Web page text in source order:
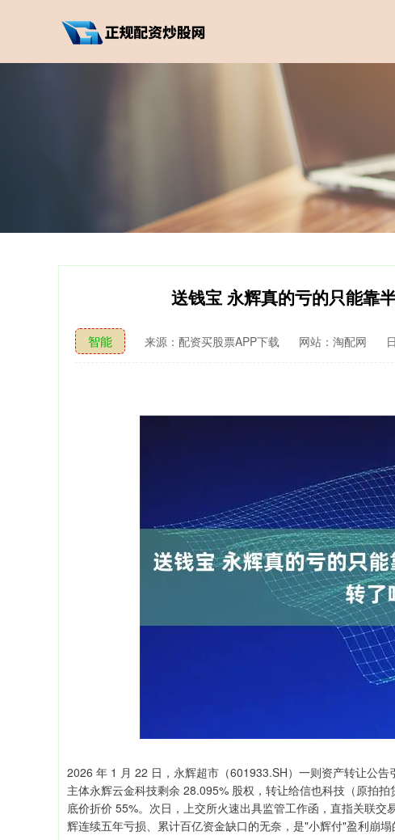
送钱宝 永辉真的亏的只能靠
智能 来源：配资买股票APP下载 网站：淘配网
2026 年 1 月 22 日，永辉超市（601933.SH）一则资产转让公
主体永辉云金科技剩余 28.095% 股权，转让给信也科技（原拍
底价折价 55%。次日，上交所火速出具监管工作函，直指关联
辉连续五年亏损、累计百亿资金缺口的无奈，是"小辉付"盈利崩